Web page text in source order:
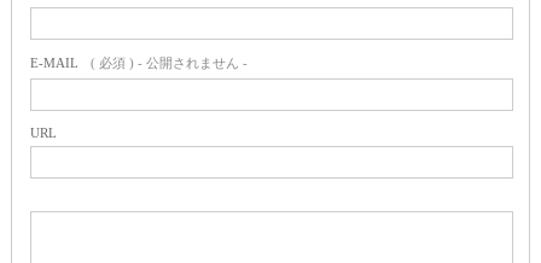
E-MAIL ( 必須 ) - 公開されません -
URL